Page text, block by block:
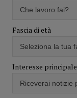
Fascia di età
Interesse principale